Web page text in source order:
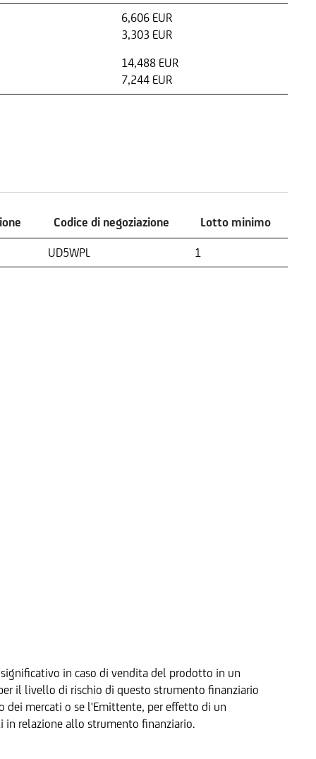
6,606 EUR
3,303 EUR
14,488 EUR
7,244 EUR
Codice di negoziazione
Lotto minimo
Codice di negoziazione
UD5WPL 1
in caso di vendita del prodotto in un
il livello di rischio di questo strumento finanziario
mercati o se l'Emittente, per effetto di un
relazione allo strumento finanziario.